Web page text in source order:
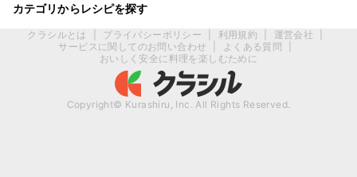
カテゴリからレシピを探す
クラシルとは プライバシーポリシー 利用規約 運営会社
サービスに関してのお問い合わせ
よくある質問
おいしく安全に料理を楽しむために
Copyright© Kurashiru, Inc. All Rights Reserved.